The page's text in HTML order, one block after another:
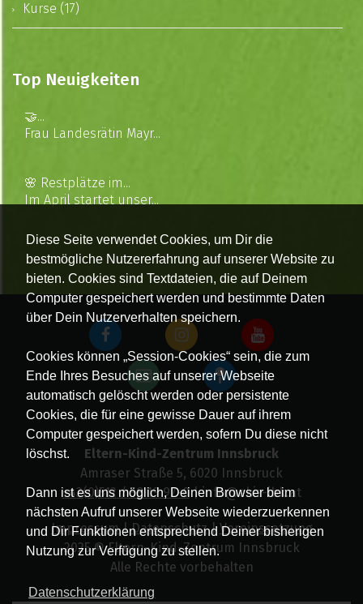
Diese Seite verwendet Cookies, um Dir die
bestmögliche Nutzererfahrung auf unserer Website zu
bieten. Cookies sind Textdateien, die auf Deinem
Computer gespeichert werden und bestimmte Daten
über Dein Nutzerverhalten speichern.
Cookies können „Session-Cookies“ sein, die zum
Ende Ihres Besuches auf unserer Webseite
automatisch gelöscht werden oder persistente
Cookies, die für eine gewisse Dauer auf ihrem
Computer gespeichert werden, sofern Du diese nicht
löschst.
Dann ist es uns möglich, Deinen Browser beim
nächsten Aufruf unserer Webseite wiederzuerkennen
und Dir Funktionen entsprechend Deiner bisherigen
Nutzung zur Verfügung zu stellen.
Datenschutzerklärung
Kurse (17)
Top Neuigkeiten
🤝...
Frau Landesrätin Mayr...
🌸 Restplätze im...
Im April startet unser...
Eltern-Kind-Zentrum Innsbruck
Amraser Straße 5, 6020 Innsbruck
+43(0)512 / 58 19 97-0| info@ekiz-ibk.at
Impressum|Datenschutz|Vereinssatzung
2025 © Eltern-Kind-Zentrum Innsbruck
Alle Rechte vorbehalten